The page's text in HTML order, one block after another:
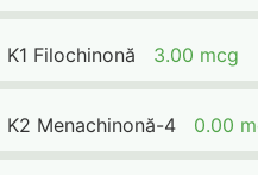
Filochinonă 3.00 mcg
K2 Menachinonă-4 0.00